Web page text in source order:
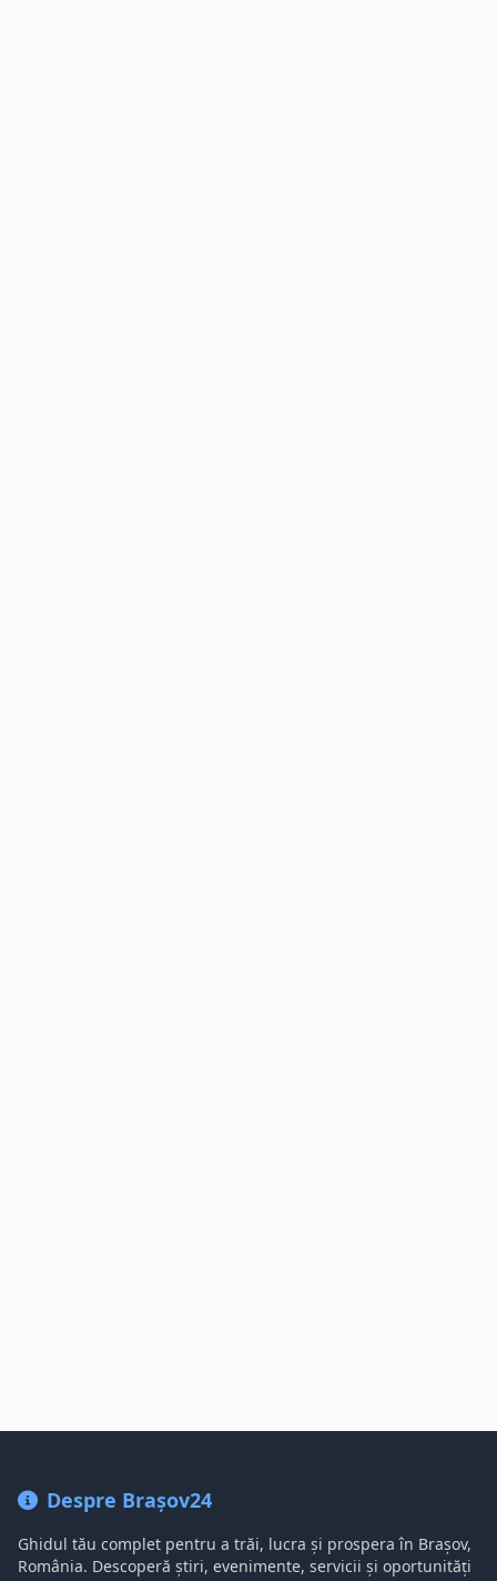
Despre Brașov24
Ghidul tău complet pentru a trăi, lucra și prospera în Brașov,
România. Descoperă știri, evenimente, servicii și oportunități